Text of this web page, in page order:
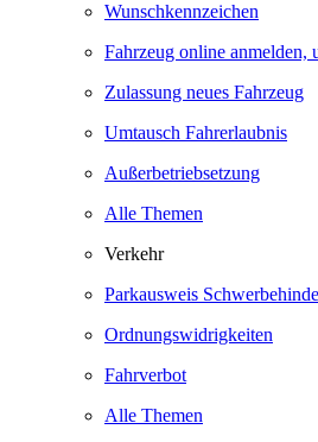
Wunschkennzeichen
Fahrzeug online anmelden,
Zulassung neues Fahrzeug
Umtausch Fahrerlaubnis
Außerbetriebsetzung
Alle Themen
Verkehr
Parkausweis
Ordnungswidrigkeiten
Fahrverbot
Alle Themen